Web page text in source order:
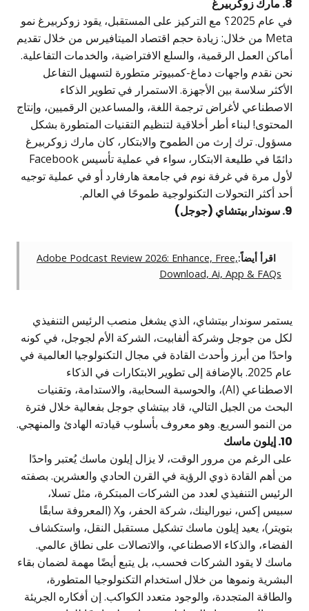
في عام 2025؟ مع التركيز على المستقبل، يقود زوكربيرغ نمو
Meta من خلال: زيادة حجم اقتصاد الميتافيرس من خلال تقديم
أماكن العمل الرقمية، والسلع الافتراضية، والخدمات التفاعلية.
نحن نقدم واجهات دماغ-كمبيوتر متطورة لتسهيل التفاعل
الأكثر سلاسة بين الأجهزة. الاستمرار في تطوير الذكاء
الاصطناعي لأغراض ترجمة اللغة، والمساعدين الرقميين، وإنتاج
المحتوى! لبناء أطر أخلاقية لتنظيم التقنيات المتطورة بشكل
مسؤول. ترك إرث من الطموح والابتكار، كان مارك زوكربيرغ
دائمًا في طليعة الابتكار، سواء في عملية تأسيس Facebook
لأول مرة في غرفة نوم في جامعة هارفارد أو في عملية توجيه
أحد أكثر التحولات التكنولوجية طموحًا في العالم.
اقرأ أيضاً:Adobe Podcast Review 2026: Enhance, Free,
Download, Ai, App & FAQs
يستمر سوندار بيتشاي، الذي يشغل منصب الرئيس التنفيذي
لكل من جوجل وشركة ألفابيت، الشركة الأم لجوجل، في كونه
واحدًا من أبرز وأحدث القادة في مجال التكنولوجيا العالمية في
عام 2025. بالإضافة إلى تطوير الابتكارات في الذكاء
الاصطناعي (AI)، والحوسبة السحابية، والاستدامة، وتقنيات
البحث من الجيل التالي، قاد بيتشاي جوجل بفعالية خلال فترة
من النمو السريع. وهو معروف بأسلوب قيادته الهادئ والمنهجي.
على الرغم من مرور الوقت، لا يزال إيلون ماسك يُعتبر واحدًا
من أهم القادة ذوي الرؤية في القرن الحادي والعشرين. بصفته
الرئيس التنفيذي لعدد من الشركات المبتكرة، مثل تسلا،
سبيس إكس، نيورالينك، شركة الحفر، وX (المعروفة سابقًا
بتويتر)، يعيد إيلون ماسك تشكيل مستقبل النقل، واستكشاف
الفضاء، والذكاء الاصطناعي، والاتصالات على نطاق عالمي.
ماسك لا يقود الشركات فحسب، بل يتبع أيضًا مهمة لضمان بقاء
البشرية ونموها من خلال استخدام التكنولوجيا المتطورة،
والطاقة المتجددة، والوجود متعدد الكواكب. إن أفكاره الجريئة